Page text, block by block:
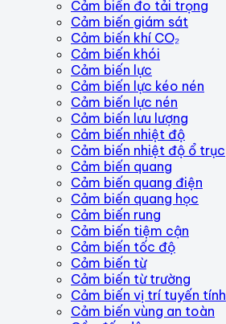
Cảm biến đo tải trọng
Cảm biến giám sát
Cảm biến khí CO₂
Cảm biến khói
Cảm biến lực
Cảm biến lực kéo nén
Cảm biến lực nén
Cảm biến lưu lượng
Cảm biến nhiệt độ
Cảm biến nhiệt độ ổ trục
Cảm biến quang
Cảm biến quang điện
Cảm biến quang học
Cảm biến rung
Cảm biến tiệm cận
Cảm biến tốc độ
Cảm biến từ
Cảm biến từ trường
Cảm biến vị trí tuyến tính
Cảm biến vùng an toàn